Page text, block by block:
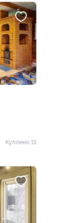
Куплено 15